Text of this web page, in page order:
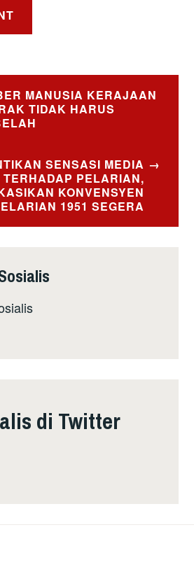
MANUSIA KERAJAAN
TIDAK HARUS
SENSASI MEDIA
TERHADAP PELARIAN,
KONVENSYEN
1951 SEGERA
di Twitter